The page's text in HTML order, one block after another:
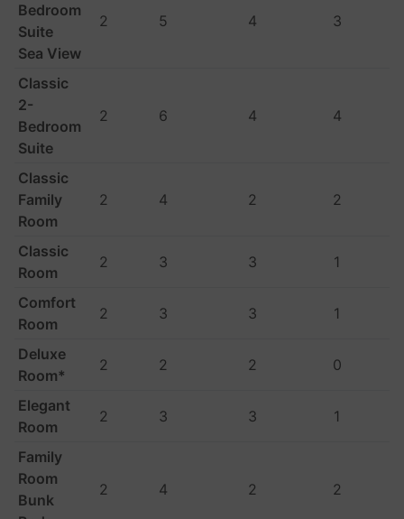
Bedroom
Suite
Sea View
2 5 4 3
Classic
2-
Bedroom
Suite
2 6 4 4
Classic
Family
Room
2 4 2 2
Classic
Room
2 3 3 1
Comfort
Room
2 3 3 1
Deluxe
Room*
2 2 2 0
Elegant
Room
2 3 3 1
Family
Room
Bunk
2 4 2 2